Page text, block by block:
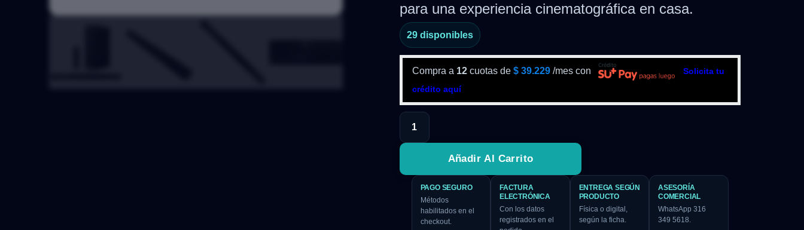
para una experiencia cinematográfica en casa.
29 disponibles
Compra a 12cuotas de $39.229 /mes con
Solicita tu
crédito aquí
Añadir Al Carrito
PAGO SEGURO
Métodos
habilitados en el
checkout.
FACTURA
ELECTRÓNICA
Con los datos
registrados en el
ENTREGA SEGÚN
PRODUCTO
Física o digital,
según la ficha.
ASESORÍA
COMERCIAL
WhatsApp 316
349 5618.